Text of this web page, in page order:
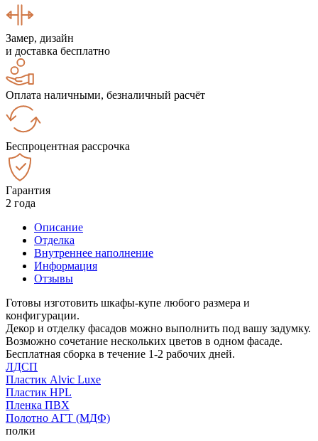
Замер, дизайн
и доставка бесплатно
Оплата наличными, безналичный расчёт
Беспроцентная рассрочка
Гарантия
2 года
Описание
Отделка
Внутреннее наполнение
Информация
Отзывы
Готовы изготовить шкафы-купе любого размера и
конфигурации.
Декор и отделку фасадов можно выполнить под вашу задумку.
Возможно сочетание нескольких цветов в одном фасаде.
Бесплатная сборка в течение 1-2 рабочих дней.
ЛДСП
Пластик Alvic Luxe
Пластик HPL
Пленка ПВХ
Полотно АГТ (МДФ)
полки